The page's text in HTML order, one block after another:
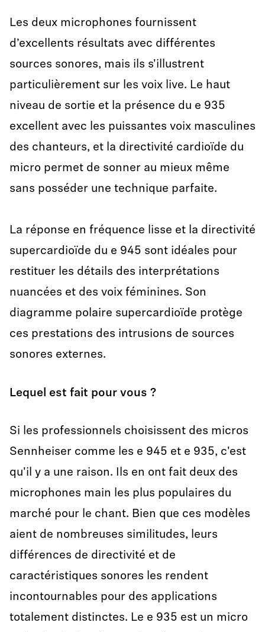
Les deux microphones fournissent
d’excellents résultats avec différentes
sources sonores, mais ils s'illustrent
particulièrement sur les voix live. Le haut
niveau de sortie et la présence du e 935
excellent avec les puissantes voix masculines
des chanteurs, et la directivité cardioïde du
micro permet de sonner au mieux même
sans posséder une technique parfaite.
La réponse en fréquence lisse et la directivité
supercardioïde du e 945 sont idéales pour
restituer les détails des interprétations
nuancées et des voix féminines. Son
diagramme polaire supercardioïde protège
ces prestations des intrusions de sources
sonores externes.
Lequel est fait pour vous ?
Si les professionnels choisissent des micros
Sennheiser comme les e 945 et e 935, c'est
qu'il y a une raison. Ils en ont fait deux des
microphones main les plus populaires du
marché pour le chant. Bien que ces modèles
aient de nombreuses similitudes, leurs
différences de directivité et de
caractéristiques sonores les rendent
incontournables pour des applications
totalement distinctes. Le e 935 est un micro